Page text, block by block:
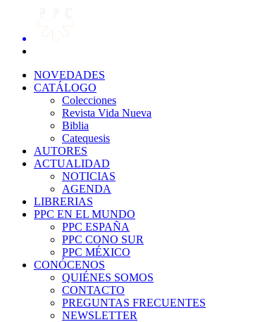
NOVEDADES
CATÁLOGO
Colecciones
Revista Vida Nueva
Biblia
Catequesis
AUTORES
ACTUALIDAD
NOTICIAS
AGENDA
LIBRERIAS
PPC EN EL MUNDO
PPC ESPAÑA
PPC CONO SUR
PPC MÉXICO
CONÓCENOS
QUIÉNES SOMOS
CONTACTO
PREGUNTAS FRECUENTES
NEWSLETTER